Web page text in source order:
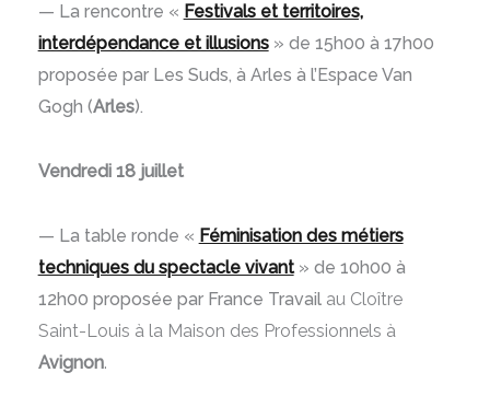
— La rencontre « Festivals et territoires,
interdépendance et illusions» de 15h00 à 17h00
proposée par Les Suds, à Arles à l’Espace Van
Gogh (Arles).
Vendredi 18 juillet
— La table ronde « Féminisation des métiers
techniques du spectacle vivant» de 10h00 à
12h00 proposée par France Travail au Cloître
Saint-Louis à la Maison des Professionnels à
Avignon.